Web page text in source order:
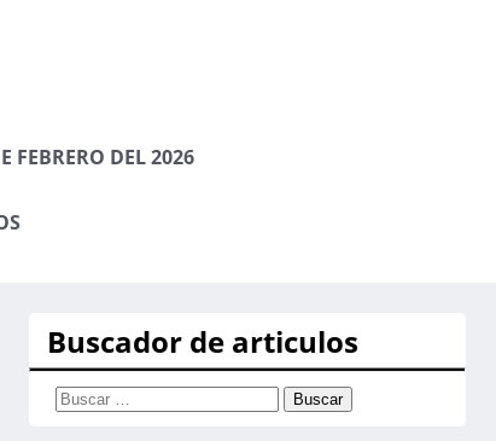
FEBRERO DEL 2026
Buscador de articulos
Buscar: